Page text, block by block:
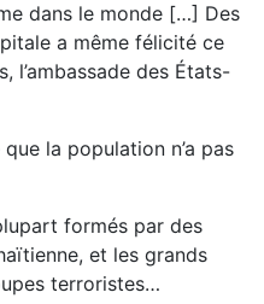
dans le monde […] Des
a même félicité ce
l’ambassade des États-
la population n’a pas
formés par des
et les grands
terroristes…